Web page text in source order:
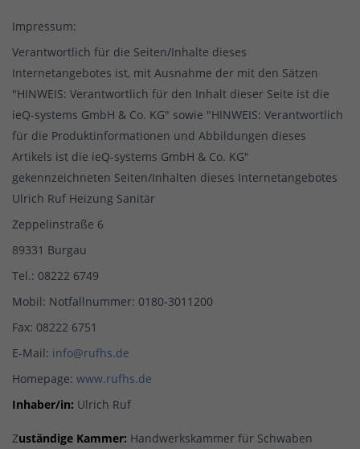
Impressum:
Verantwortlich für die Seiten/Inhalte dieses
Internetangebotes ist, mit Ausnahme der mit den Sätzen
"HINWEIS: Verantwortlich für den Inhalt dieser Seite ist die
ieQ-systems GmbH & Co. KG" sowie "HINWEIS: Verantwortlich
für die Produktinformationen und Abbildungen dieses
Artikels ist die ieQ-systems GmbH & Co. KG"
gekennzeichneten Seiten/Inhalten dieses Internetangebotes
Ulrich Ruf Heizung Sanitär
Zeppelinstraße 6
89331 Burgau
Tel.: 08222 6749
Mobil: Notfallnummer: 0180-3011200
Fax: 08222 6751
E-Mail: info@rufhs.de
Homepage: www.rufhs.de
Inhaber/in: Ulrich Ruf
Zuständige Kammer: Handwerkskammer für Schwaben